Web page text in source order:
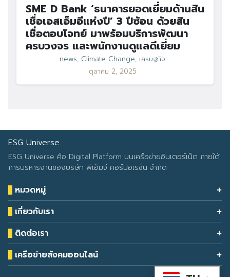
SME D Bank ‘ธนาคารยอดเยี่ยมด้านสิน
เชื่อเอสเอ็มอีแห่งปี’ 3 ปีซ้อน ด้วยสิน
เชื่อตอบโจทย์ มาพร้อมบริการพัฒนา
ครบวงจร และพนักงานดูแลดีเยี่ยม
news, Climate Change, เศรษฐกิจ
ตุลาคม 2, 2025
ESG Universe
ESG Universe คือ Digital Platform บนเครือข่ายอินเตอร์เน็ต ภายใต้
การบริหารงานของบริษัท พีเอ็มจี คอร์ปอเรชั่น จำกัด
หมวดหมู่
Health & Wellness
Eco Icon
ESG Data
Climate Change
ESG Report
เกี่ยวกับเรา
Our Services
About Us
Contact Us
ติดต่อเรา
โทรศัพท์: 090-549-2524
เครือข่ายสังคมออนไลน์